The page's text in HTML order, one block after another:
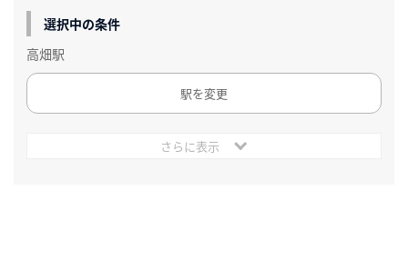
選択中の条件
高畑駅
駅を変更
さらに表示